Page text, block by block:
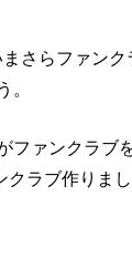
さらファン
。
ファンクラブ
ラブ作りまし